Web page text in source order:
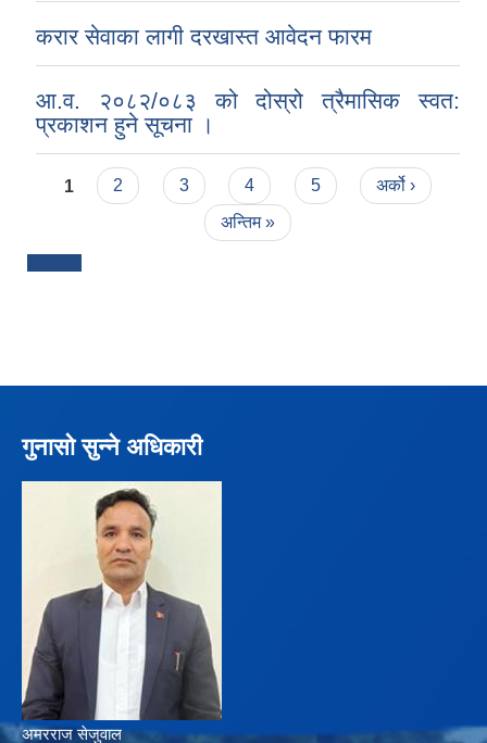
करार सेवाका लागी दरखास्त आवेदन फारम
आ.व. २०८२/०८३ को दोस्रो त्रैमासिक स्वत:
प्रकाशन हुने सूचना ।
Pages
1 2 3 4 5
अर्को ›
अन्तिम »
गुनासो सुन्ने अधिकारी
अमरराज सेजुवाल